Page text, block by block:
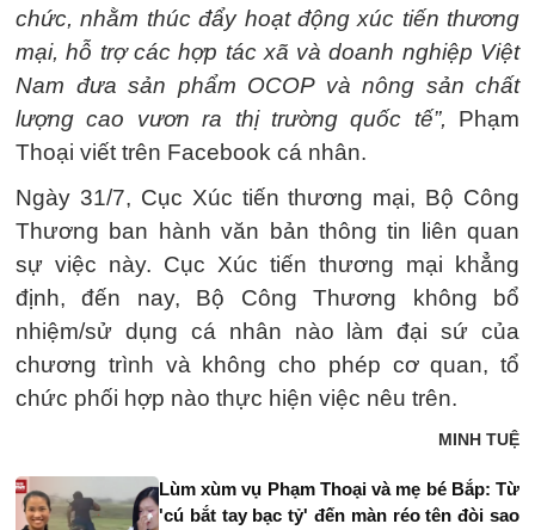
chức, nhằm thúc đẩy hoạt động xúc tiến thương
mại, hỗ trợ các hợp tác xã và doanh nghiệp Việt
Nam đưa sản phẩm OCOP và nông sản chất
lượng cao vươn ra thị trường quốc tế”, Phạm
Thoại viết trên Facebook cá nhân.
Ngày 31/7, Cục Xúc tiến thương mại, Bộ Công
Thương ban hành văn bản thông tin liên quan
sự việc này. Cục Xúc tiến thương mại khẳng
định, đến nay, Bộ Công Thương không bổ
nhiệm/sử dụng cá nhân nào làm đại sứ của
chương trình và không cho phép cơ quan, tổ
chức phối hợp nào thực hiện việc nêu trên.
MINH TUỆ
Lùm xùm vụ Phạm Thoại và mẹ bé Bắp: Từ
'cú bắt tay bạc tỷ' đến màn réo tên đòi sao